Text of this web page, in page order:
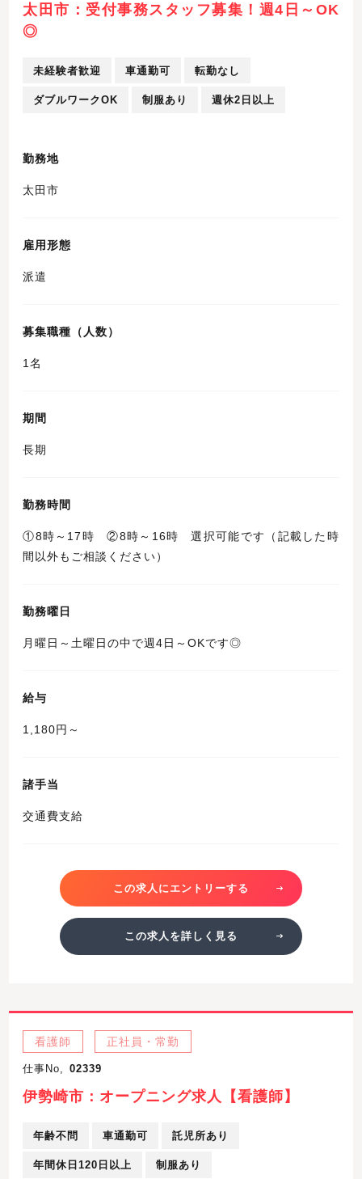
太田市：受付事務スタッフ募集！週4日～OK
◎
未経験者歓迎 車通勤可 転勤なし
ダブルワークOK 制服あり 週休2日以上
勤務地
太田市
雇用形態
派遣
募集職種（人数）
1名
期間
長期
勤務時間
①8時～17時 ②8時～16時 選択可能です（記載した時
間以外もご相談ください）
勤務曜日
月曜日～土曜日の中で週4日～OKです◎
給与
1,180円～
諸手当
交通費支給
この求人にエントリーする
この求人を詳しく見る
看護師 正社員・常勤
仕事No, 02339
伊勢崎市：オープニング求人【看護師】
年齢不問 車通勤可 託児所あり
年間休日120日以上 制服あり